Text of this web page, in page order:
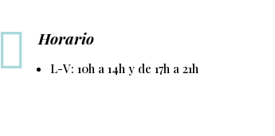
 Horario
L-V: 10h a 14h y de 17h a 21h